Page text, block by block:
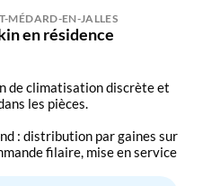
MÉDARD-EN-JALLES
en résidence
de climatisation discrète et
les pièces.
: distribution par gaines sur
filaire, mise en service